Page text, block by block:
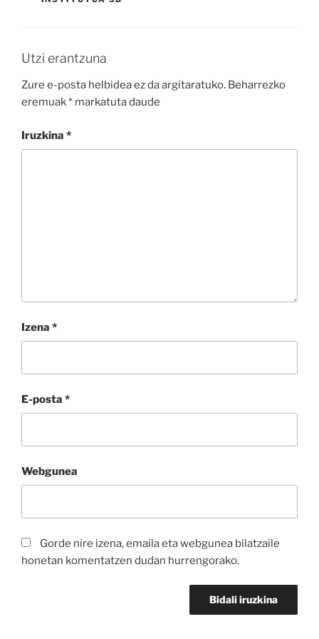
Utzi erantzuna
Zure e-posta helbidea ez da argitaratuko. Beharrezko
eremuak* markatuta daude
Iruzkina *
Izena *
E-posta *
Webgunea
Gorde nire izena, emaila eta webgunea bilatzaile
honetan komentatzen dudan hurrengorako.